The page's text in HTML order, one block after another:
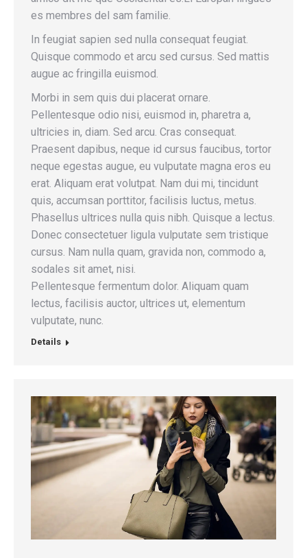
es membres del sam familie.
In feugiat sapien sed nulla consequat feugiat.
Quisque commodo et arcu sed cursus. Sed mattis
augue ac fringilla euismod.
Morbi in sem quis dui placerat ornare.
Pellentesque odio nisi, euismod in, pharetra a,
ultricies in, diam. Sed arcu. Cras consequat.
Praesent dapibus, neque id cursus faucibus, tortor
neque egestas augue, eu vulputate magna eros eu
erat. Aliquam erat volutpat. Nam dui mi, tincidunt
quis, accumsan porttitor, facilisis luctus, metus.
Phasellus ultrices nulla quis nibh. Quisque a lectus.
Donec consectetuer ligula vulputate sem tristique
cursus. Nam nulla quam, gravida non, commodo a,
sodales sit amet, nisi.
Pellentesque fermentum dolor. Aliquam quam
lectus, facilisis auctor, ultrices ut, elementum
vulputate, nunc.
Details